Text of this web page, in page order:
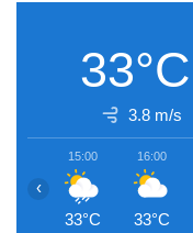
33°C
3.8 m/s
15:00
33°C
16:00
33°C
‹